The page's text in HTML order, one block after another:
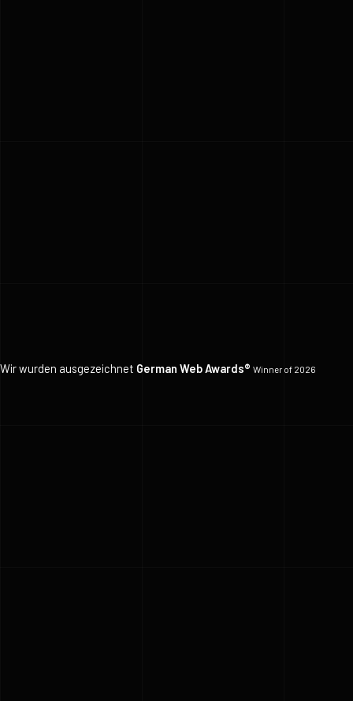
Wir wurden ausgezeichnet German Web Awards® Winner of 2026